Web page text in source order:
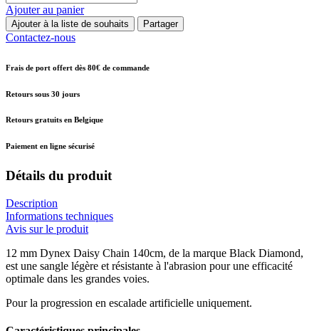
Ajouter au panier
Ajouter à la liste de souhaits Partager
Contactez-nous
Frais de port offert dès 80€ de commande
Retours sous 30 jours
Retours gratuits en Belgique
Paiement en ligne sécurisé
Détails du produit
Description
Informations techniques
Avis sur le produit
12 mm Dynex Daisy Chain 140cm, de la marque Black Diamond,
est une sangle légère et résistante à l'abrasion pour une efficacité
optimale dans les grandes voies.
Pour la progression en escalade artificielle uniquement.